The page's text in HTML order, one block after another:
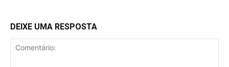
DEIXE UMA RESPOSTA